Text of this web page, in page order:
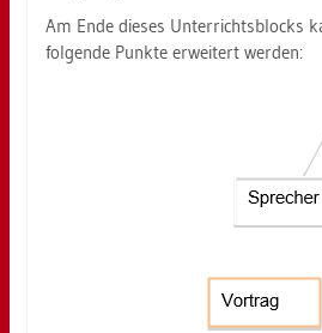
Am Ende die­ses Un­ter­richts­blocks
fol­gen­de Punk­te er­wei­tert wer­den: